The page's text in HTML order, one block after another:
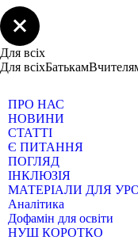
Для всіх
Для всіхБатькам
ПРО НАС
НОВИНИ
СТАТТІ
Є ПИТАННЯ
ПОГЛЯД
ІНКЛЮЗІЯ
МАТЕРІАЛИ ДЛЯ
Аналітика
Дофамін для освіти
НУШ КОРОТКО